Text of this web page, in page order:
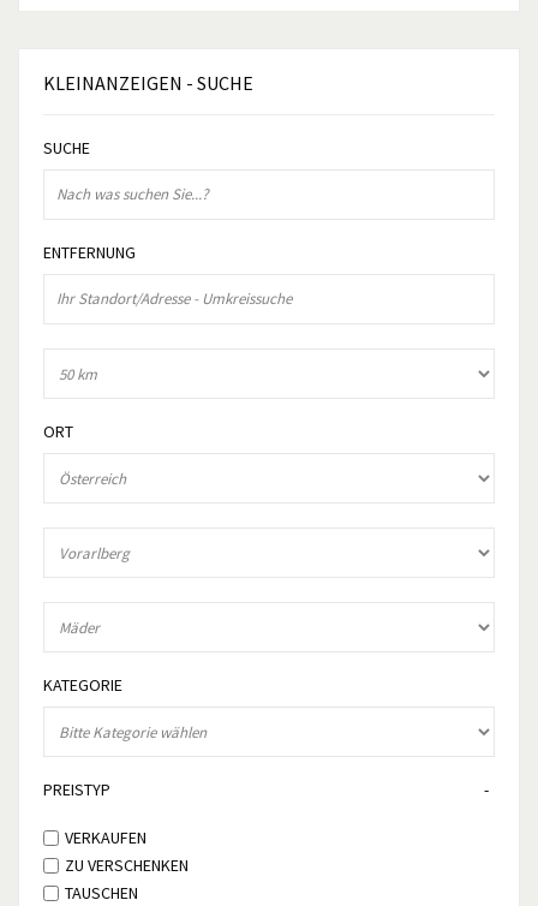
KLEINANZEIGEN - SUCHE
SUCHE
ENTFERNUNG
ORT
KATEGORIE
PREISTYP
VERKAUFEN
ZU VERSCHENKEN
TAUSCHEN